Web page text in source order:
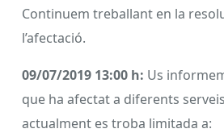
Continuem treballant en la
l’afectació.
09/07/2019 13:00 h: Us
que ha afectat a diferents serveis
actualment es troba limitada a: